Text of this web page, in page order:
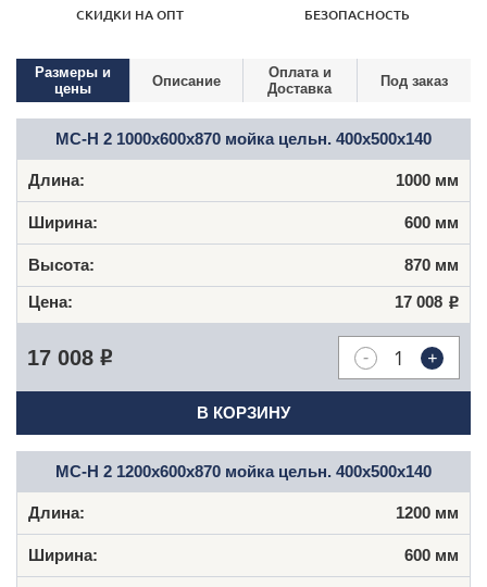
СКИДКИ НА ОПТ БЕЗОПАСНОСТЬ
Размеры и
цены
Описание
Оплата и
Доставка
Под заказ
МС-Н 2 1000x600x870 мойка цельн. 400x500x140
1000 мм
600 мм
870 мм
17 008 Р
- +
17 008 Р
В КОРЗИНУ
МС-Н 2 1200x600x870 мойка цельн. 400x500x140
1200 мм
600 мм